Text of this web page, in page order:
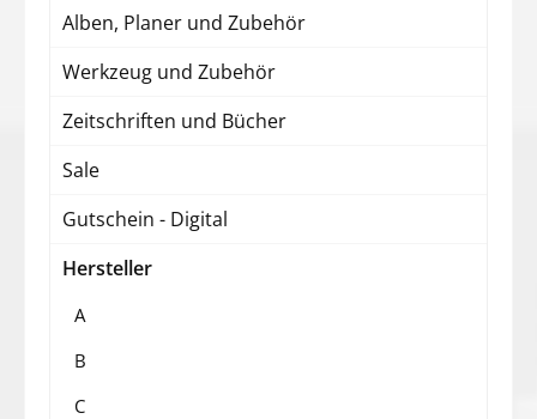
Alben, Planer und Zubehör
Werkzeug und Zubehör
Zeitschriften und Bücher
Sale
Gutschein - Digital
Hersteller
A
B
C